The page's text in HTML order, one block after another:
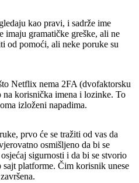
kao pravi, i sadrže ime
gramatičke greške, ali ne
od pomoći, ali neke poruke su
Netflix nema 2FA (dvofaktorsku
na korisnička imena i lozinke. To
izloženi napadima.
prvo će se tražiti od vas da
osmišljeno da bi se
sigurnosti i da bi se stvorio
platforme. Čim korisnik unese